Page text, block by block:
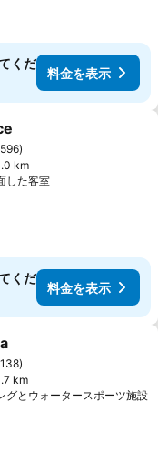
くだ
料金を表示
に追加
596
km
した客室料金を表示
くだ
料金を表示
に追加
138
km
グとウォータースポーツ施設